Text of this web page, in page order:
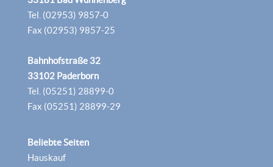
Tel. (02953) 9857-0
Fax (02953) 9857-25
Bahnhofstraße 32
33102 Paderborn
Tel. (05251) 28899-0
Fax (05251) 28899-29
Beliebte Seiten
Hauskauf